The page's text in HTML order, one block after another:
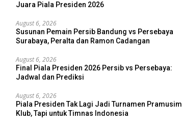
Juara Piala Presiden 2026
August 6, 2026
Susunan Pemain Persib Bandung vs Persebaya
Surabaya, Peralta dan Ramon Cadangan
August 6, 2026
Final Piala Presiden 2026 Persib vs Persebaya:
Jadwal dan Prediksi
August 6, 2026
Piala Presiden Tak Lagi Jadi Turnamen Pramusim
Klub, Tapi untuk Timnas Indonesia